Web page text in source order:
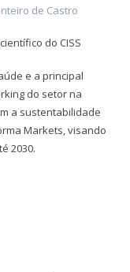
de Castro
do CISS
e a principal
do setor na
a sustentabilidade
Markets, visando
2030.